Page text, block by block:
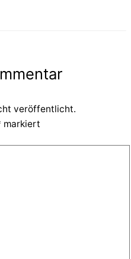
veröffentlicht.
markiert